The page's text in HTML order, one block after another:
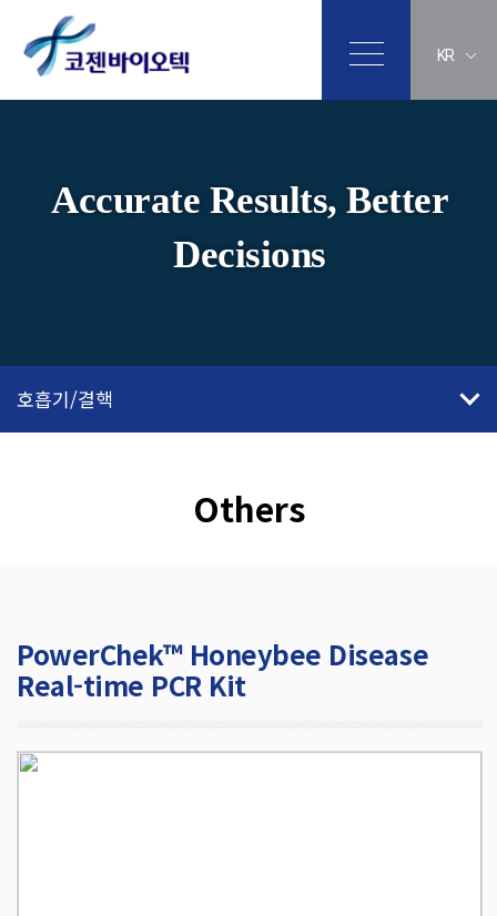
KR
Accurate Results, Better
Decisions
호흡기/결핵
Others
PowerChek™ Honeybee Disease
Real-time PCR Kit